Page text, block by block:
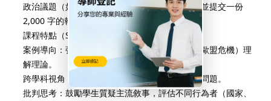
政治議題（如氣候正義、網路安全），進行研究並提交一份
2,000 字的報告，需結合理論與實際案例。
課程特點（SL 專注的重點）
案例導向：強調透過真實事件（如敘利亞內戰、歐盟危機）理
解理論。
跨學科視角：結合政治學、經濟學、社會學分析問題。
批判思考：鼓勵學生質疑主流敘事，評估不同行為者（國家、